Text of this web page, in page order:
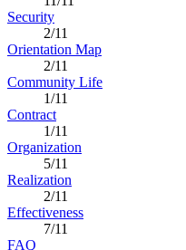
Security
2/11
Orientation Map
2/11
Community Life
1/11
Contract
1/11
Organization
5/11
Realization
2/11
Effectiveness
7/11
FAQ